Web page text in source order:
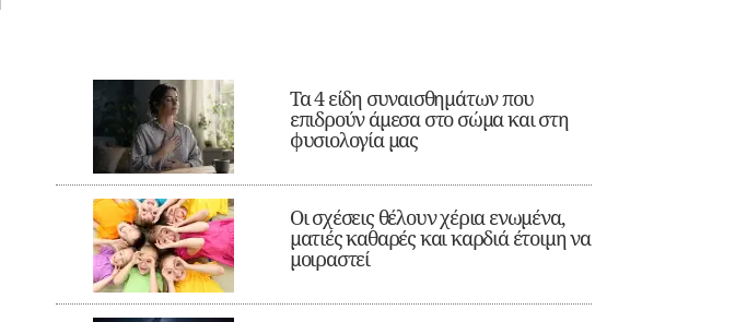
Τα 4 είδη συναισθημάτων που
επιδρούν άμεσα στο σώμα και στη
φυσιολογία μας
Οι σχέσεις θέλουν χέρια ενωμένα,
ματιές καθαρές και καρδιά έτοιμη να
μοιραστεί